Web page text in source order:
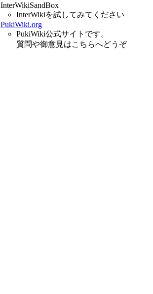
InterWikiSandBox
InterWikiを試してみてください
PukiWiki.org
PukiWiki公式サイトです。
質問や御意見はこちらへどうぞ